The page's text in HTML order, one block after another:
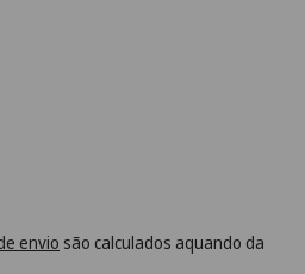
envio são calculados aquando da